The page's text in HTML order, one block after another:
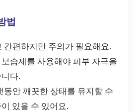
법
간편하지만 주의가 필요해요.
습제를 사용해야 피부 자극을
다.
동안 깨끗한 상태를 유지할 수
있을 수 있어요.